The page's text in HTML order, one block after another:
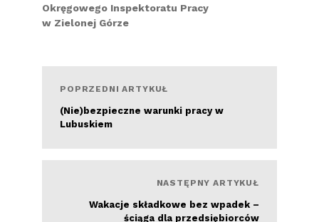
Okręgowego Inspektoratu Pracy
w Zielonej Górze
POPRZEDNI ARTYKUŁ
(Nie)bezpieczne warunki pracy w
Lubuskiem
NASTĘPNY ARTYKUŁ
Wakacje składkowe bez wpadek –
ściąga dla przedsiębiorców